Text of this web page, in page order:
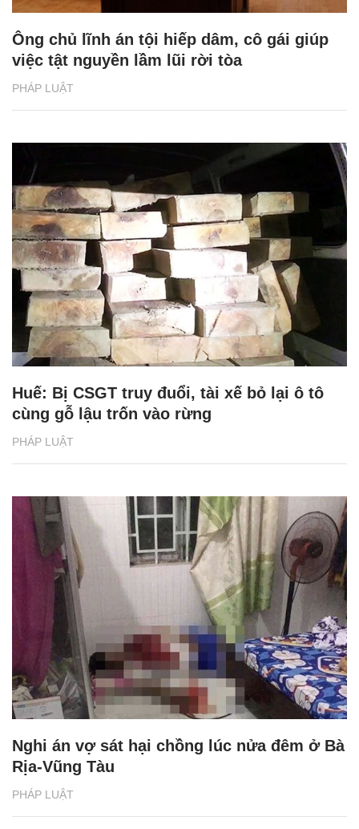
PHÁP LUẬT
Ông chủ lĩnh án tội hiếp dâm, cô gái giúp
việc tật nguyền lầm lũi rời tòa
PHÁP LUẬT
Huế: Bị CSGT truy đuổi, tài xế bỏ lại ô tô
cùng gỗ lậu trốn vào rừng
PHÁP LUẬT
Nghi án vợ sát hại chồng lúc nửa đêm ở Bà
Rịa-Vũng Tàu